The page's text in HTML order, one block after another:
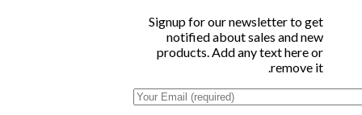
Signup for our newsletter to get
notified about sales and new
products. Add any text here or
remove it.